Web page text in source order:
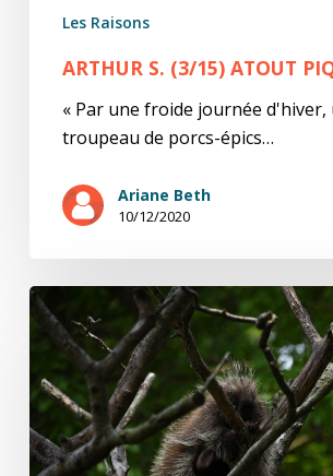
Les Raisons
ARTHUR S. (3/15) ATOUT
« Par une froide journée d'hiver,
troupeau de porcs-épics…
Ariane Beth
10/12/2020
Arthur
(2/15)
Lot
de
consolation